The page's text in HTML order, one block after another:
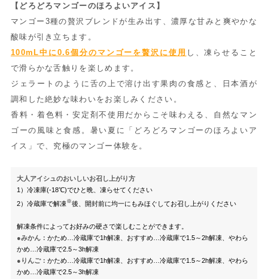
【どろどろマンゴーのほろよいアイス】
マンゴー3種の贅沢ブレンドが生み出す、濃厚な甘みと爽やかな
酸味が引き立ちます。
100mL中に0.6個分のマンゴーを贅沢に使用 し、凍らせること
で滑らかな舌触りを楽しめます。
ジェラートのように舌の上で溶け出す果肉の食感と、日本酒が
調和した絶妙な味わいをお楽しみください。
香料・着色料・安定剤不使用だからこそ味わえる、自然なマン
ゴーの風味と食感。暑い夏に「どろどろマンゴーのほろよいア
イス」で、究極のマンゴー体験を。
大人アイシュのおいしいお召し上がり方
1）冷凍庫(-18℃)でひと晩、凍らせてください
2）冷蔵庫で解凍 ※後、開封前に均一にもみほぐしてお召し上がりください
解凍条件によってお好みの硬さで楽しむことができます。
●みかん： かため…冷蔵庫で1h解凍、おすすめ…冷蔵庫で1.5～2h解凍、やわら
かめ…冷蔵庫で2.5～3h解凍
●りんご： かため…冷蔵庫で1h解凍、おすすめ…冷蔵庫で1.5～2h解凍、やわら
かめ…冷蔵庫で2.5～3h解凍